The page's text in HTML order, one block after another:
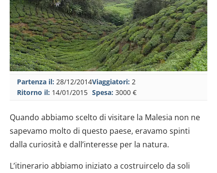
Partenza il: 28/12/2014
Ritorno il: 14/01/2015
Viaggiatori: 2
Spesa: 3000 €
Quando abbiamo scelto di visitare la Malesia non ne
sapevamo molto di questo paese, eravamo spinti
dalla curiosità e dall’interesse per la natura.
L’itinerario abbiamo iniziato a costruircelo da soli